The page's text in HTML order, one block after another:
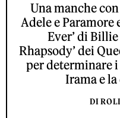
Una manche
Adele e Paramore
Ever’ di
Rhapsody’ dei
per determinare
Irama e
DI